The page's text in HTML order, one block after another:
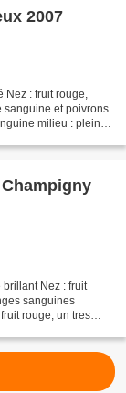
2007
Nez : fruit rouge,
sanguine et poivrons
milieu : plein,
Nez : fruit
sanguines
rouge, un tres